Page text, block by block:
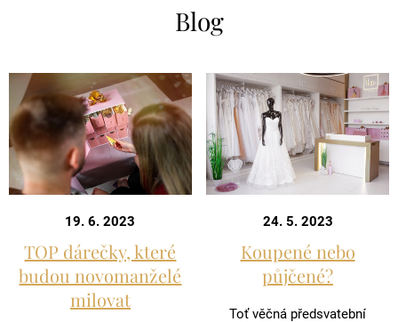
Blog
19. 6. 2023
TOP dárečky, které
budou novomanželé
milovat
24. 5. 2023
Koupené nebo
půjčené?
Toť věčná předsvatební